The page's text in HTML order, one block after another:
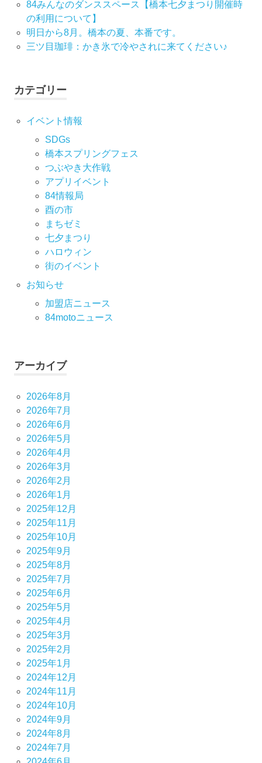
84みんなのダンススペース【橋本七夕まつり開催時
の利用について】
明日から8月。橋本の夏、本番です。
三ツ目珈琲：かき氷で冷やされに来てください♪
カテゴリー
イベント情報
SDGs
橋本スプリングフェス
つぶやき大作戦
アプリイベント
84情報局
酉の市
まちゼミ
七⼣まつり
ハロウィン
街のイベント
お知らせ
加盟店ニュース
84motoニュース
アーカイブ
2026年8月
2026年7月
2026年6月
2026年5月
2026年4月
2026年3月
2026年2月
2026年1月
2025年12月
2025年11月
2025年10月
2025年9月
2025年8月
2025年7月
2025年6月
2025年5月
2025年4月
2025年3月
2025年2月
2025年1月
2024年12月
2024年11月
2024年10月
2024年9月
2024年8月
2024年7月